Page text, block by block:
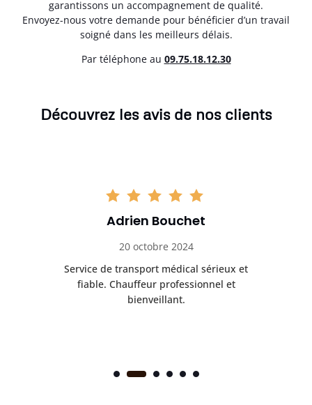
garantissons un accompagnement de qualité.
Envoyez-nous votre demande pour bénéficier d’un travail
soigné dans les meilleurs délais.
Par téléphone au 09.75.18.12.30
Découvrez les avis de nos clients
Adrien Bouchet
20 octobre 2024
Service de transport médical sérieux et
fiable. Chauffeur professionnel et
bienveillant.